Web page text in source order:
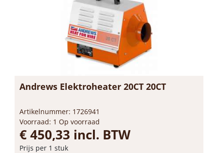
Andrews Elektroheater 20CT 20CT
Artikelnummer: 1726941
Voorraad: 1 Op voorraad
€ 450,33 incl. BTW
Prijs per 1 stuk